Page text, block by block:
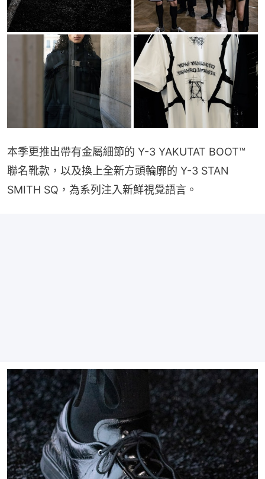
本季更推出帶有金屬細節的 Y-3 YAKUTAT BOOT™️
聯名靴款，以及換上全新方頭輪廓的 Y-3 STAN
SMITH SQ，為系列注入新鮮視覺語言。